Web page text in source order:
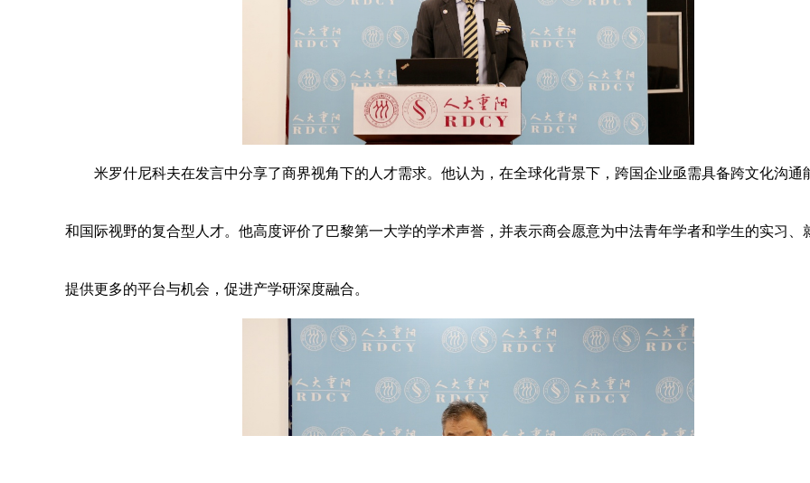
米罗什尼科夫在发言中分享了商界视角下的人才需求。他认为，在全球化背景下，跨国企业亟需具备跨文化沟通
和国际视野的复合型人才。他高度评价了巴黎第一大学的学术声誉，并表示商会愿意为中法青年学者和学生的实习、
提供更多的平台与机会，促进产学研深度融合。